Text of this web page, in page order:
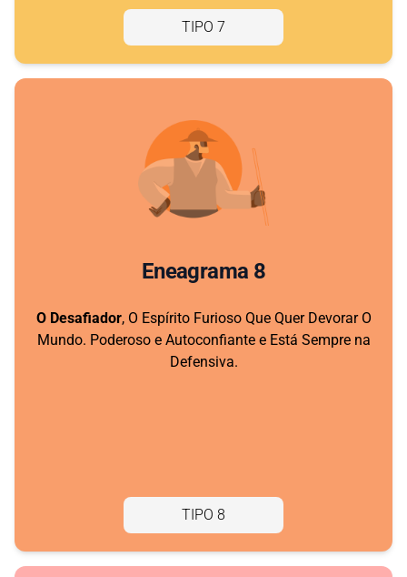
TIPO 7
Eneagrama 8
O Desafiador, O Espírito Furioso Que Quer Devorar O
Mundo. Poderoso e Autoconfiante e Está Sempre na
Defensiva.
TIPO 8